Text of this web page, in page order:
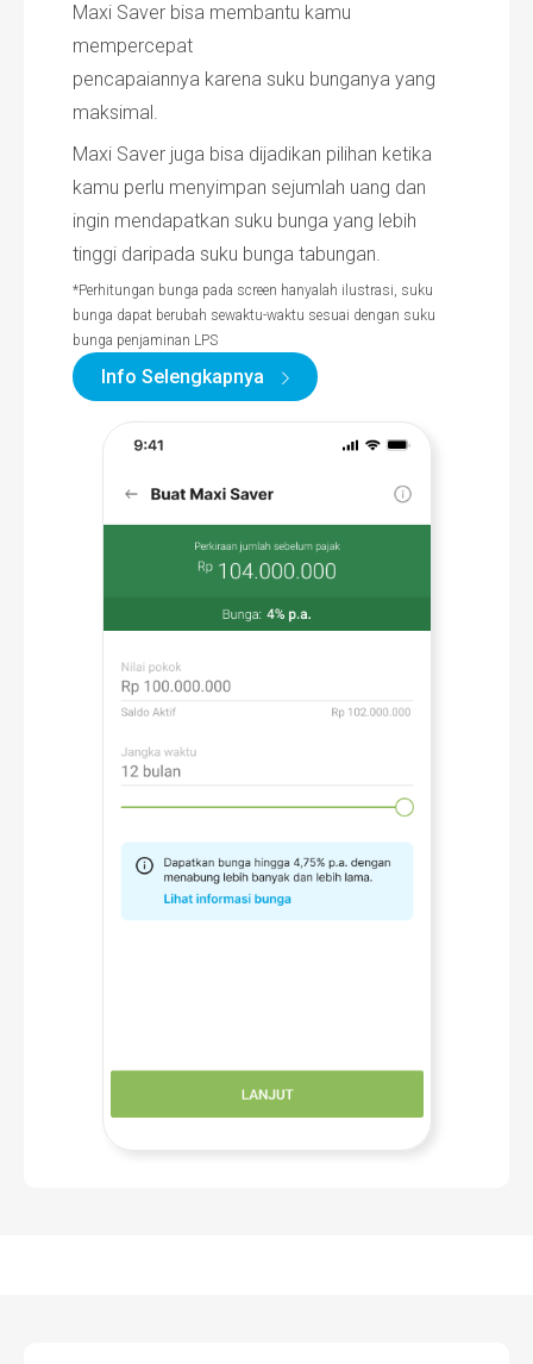
Maxi Saver bisa membantu kamu
mempercepat
pencapaiannya karena suku bunganya yang
maksimal.
Maxi Saver juga bisa dijadikan pilihan ketika
kamu perlu menyimpan sejumlah uang dan
ingin mendapatkan suku bunga yang lebih
tinggi daripada suku bunga tabungan.
*Perhitungan bunga pada screen hanyalah ilustrasi, suku
bunga dapat berubah sewaktu-waktu sesuai dengan suku
bunga penjaminan LPS
Info Selengkapnya